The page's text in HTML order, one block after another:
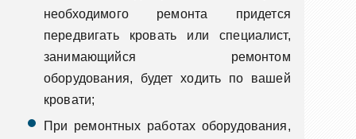
необходимого ремонта придется
передвигать кровать или специалист,
занимающийся ремонтом
оборудования, будет ходить по вашей
кровати;
При ремонтных работах оборудования,